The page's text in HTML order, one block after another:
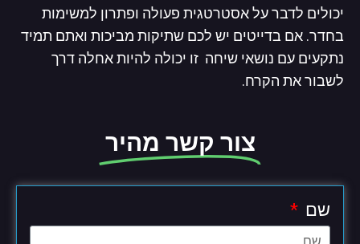
יכולים לדבר על אסטרטגית פעולה ופתרון למשימות
בחדר. אם בדייטים יש לכם שתיקות מביכות ואתם תמיד
נתקעים עם נושאי שיחה זו יכולה להיות אחלה דרך
לשבור את הקרח.
צור קשר מהיר
שם